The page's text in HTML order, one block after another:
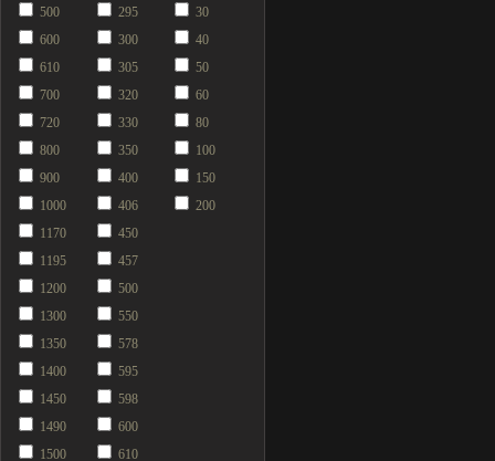
500
600
610
700
720
800
900
1000
1170
1195
1200
1300
1350
1400
1450
1490
1500
295
300
305
320
330
350
400
406
450
457
500
550
578
595
598
600
610
30
40
50
60
80
100
150
200